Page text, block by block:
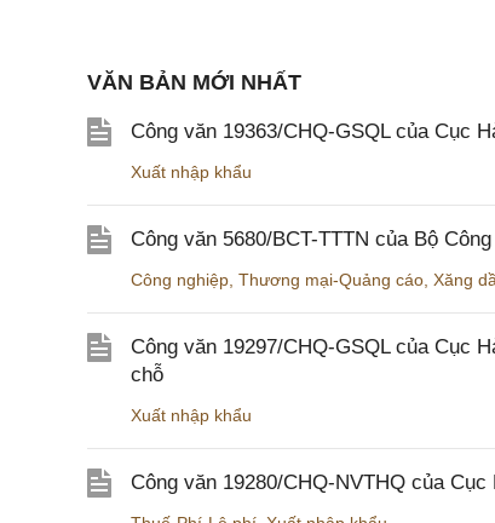
VĂN BẢN MỚI NHẤT
Công văn 19363/CHQ-GSQL của Cục
Xuất nhập khẩu
Công văn 5680/BCT-TTTN của Bộ
Công nghiệp Thương mại-Quảng cáo Xăng
Công văn 19297/CHQ-GSQL của Cục
chỗ
Xuất nhập khẩu
Công văn 19280/CHQ-NVTHQ của